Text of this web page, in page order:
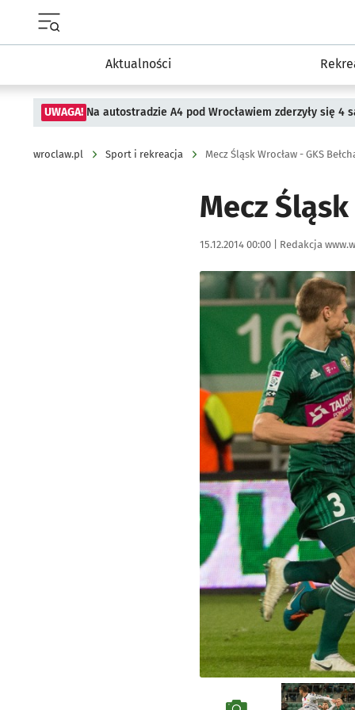
Aktualności
UWAGA! Na autostradzie A4 pod Wrocławiem zderzyły się 4
wroclaw.pl Sport i rekreacja Mecz Śląsk Wrocław - GKS
Mecz Śląsk
Data publikacji:
15.12.2014 00:00 | Autor:
Redakcja
Kliknij, aby zobaczyć galerię
Kliknij, aby powiększyć